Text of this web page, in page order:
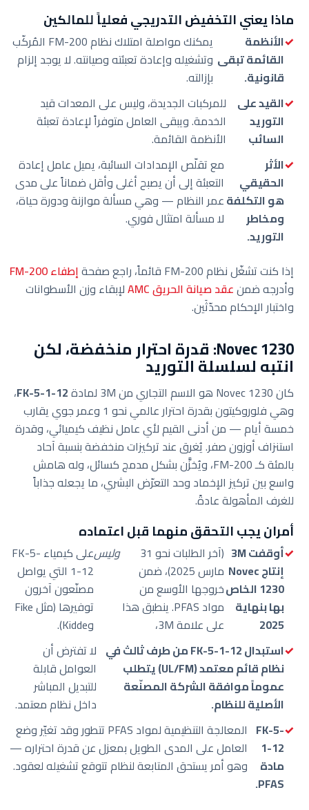
ماذا يعني التخفيض التدريجي فعلياً للمالكين
الأنظمة
القائمة تبقى
قانونية.
يمكنك مواصلة امتلاك نظام FM-200 المُركّب
وتشغيله وإعادة تعبئته وصيانته. لا يوجد إلزام
بإزالته.
القيد على
التوريد
السائب
للمركبات الجديدة، وليس على المعدات قيد
الخدمة. ويبقى العامل متوفراً لإعادة تعبئة
الأنظمة القائمة.
الأثر
الحقيقي
هو التكلفة
ومخاطر
التوريد.
مع تقلّص الإمدادات السائبة، يميل عامل إعادة
التعبئة إلى أن يصبح أغلى وأقل ضماناً على مدى
عمر النظام — وهي مسألة موازنة ودورة حياة،
لا مسألة امتثال فوري.
إذا كنت تشغّل نظام FM-200 قائماً، راجع صفحة
إطفاء FM-200
وأدرجه ضمنعقد صيانة الحريق AMC
لإبقاء وزن الأسطوانات
واختبار الإحكام محدّثَين.
Novec 1230: قدرة احترار منخفضة، لكن
انتبه لسلسلة التوريد
كان Novec 1230 هو الاسم التجاري من 3M لمادة FK-5-1-12،
وهي فلوروكيتون بقدرة احترار عالمي نحو 1 وعمر جوي يقارب
خمسة أيام — من أدنى القيم لأي عامل نظيف كيميائي، وقدرة
استنزاف أوزون صفر. يُغرق عند تركيزات منخفضة بنسبة آحاد
بالمئة كـ FM-200، ويُخزَّن بشكل مدمج كسائل، وله هامش
واسع بين تركيز الإخماد وحد التعرّض البشري، ما يجعله جذاباً
للغرف المأهولة عادةً.
أمران يجب التحقق منهما قبل اعتماده
أوقفت 3M
إنتاج Novec
1230 الخاص
بها بنهاية
2025
(آخر الطلبات نحو 31
مارس 2025)، ضمن
خروجها الأوسع من
مواد PFAS. ينطبق هذا
على علامة 3M،
وليس
على كيمياء FK-5-
1-12 التي يواصل
مصنّعون آخرون
توفيرها (مثل Fike
وKidde).
استبدال FK-5-1-12 من طرف ثالث في
نظام قائم معتمد (UL/FM) يتطلب
عموماً موافقة الشركة المصنّعة
الأصلية للنظام.
لا تفترض أن
العوامل قابلة
للتبديل المباشر
داخل نظام معتمد.
FK-5-
1-12
مادة
PFAS.
المعالجة التنظيمية لمواد PFAS تتطور وقد تغيّر وضع
العامل على المدى الطويل بمعزل عن قدرة احتراره —
وهو أمر يستحق المتابعة لنظام تتوقع تشغيله لعقود.